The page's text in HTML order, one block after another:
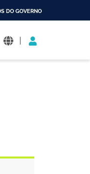
DO GOVERNO
|